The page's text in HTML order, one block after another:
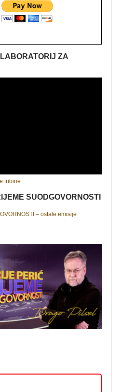
ZA
tribine
SUODGOVORNOSTI
– ostale emisije